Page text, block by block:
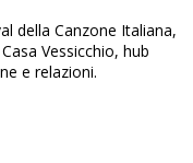
della Canzone Italiana,
Vessicchio, hub
e relazioni.